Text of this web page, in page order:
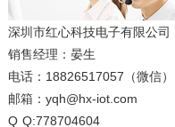
深圳市红心科技电子有限公司
销售经理 ：晏生
电话：18826517057（微信）
邮箱：yqh@hx-iot.com
Q Q:778704604